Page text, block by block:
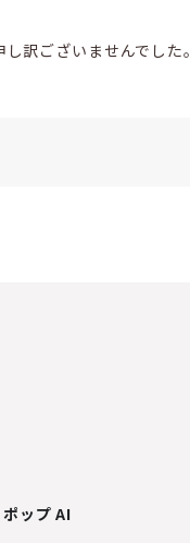
訳ございませんでした。
ポップ AI